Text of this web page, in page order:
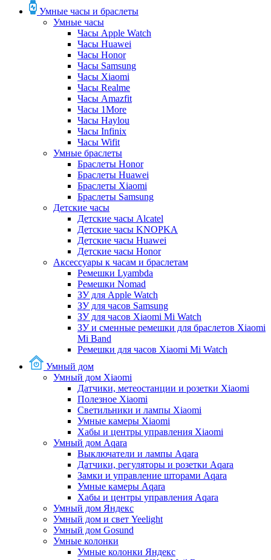
Умные часы и браслеты
Умные часы
Часы Apple Watch
Часы Huawei
Часы Honor
Часы Samsung
Часы Xiaomi
Часы Realme
Часы Amazfit
Часы 1More
Часы Haylou
Часы Infinix
Часы Wifit
Умные браслеты
Браслеты Honor
Браслеты Huawei
Браслеты Xiaomi
Браслеты Samsung
Детские часы
Детские часы Alcatel
Детские часы KNOPKA
Детские часы Huawei
Детские часы Honor
Аксессуары к часам и браслетам
Ремешки Lyambda
Ремешки Nomad
ЗУ для Apple Watch
ЗУ для часов Samsung
ЗУ для часов Xiaomi Mi Watch
ЗУ и сменные ремешки для браслетов Xiaomi
Mi Band
Ремешки для часов Xiaomi Mi Watch
Умный дом
Умный дом Xiaomi
Датчики, метеостанции и розетки Xiaomi
Полезное Xiaomi
Светильники и лампы Xiaomi
Умные камеры Xiaomi
Хабы и центры управления Xiaomi
Умный дом Aqara
Выключатели и лампы Aqara
Датчики, регуляторы и розетки Aqara
Замки и управление шторами Aqara
Умные камеры Aqara
Хабы и центры управления Aqara
Умный дом Яндекс
Умный дом и свет Yeelight
Умный дом Gosund
Умные колонки
Умные колонки Яндекс